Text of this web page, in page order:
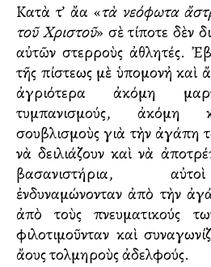
Κατὰ τ’ ἄλλα «τὰ νεόφωτα
τοῦ Χριστοῦ» σὲ τίποτε δὲν
αὐτῶν στερροὺς ἀθλητές.
τῆς πίστεως μὲ ὑπομονἠ καὶ
ἀγριότερα ἀκόμη
τυμπανισμούς, ἀκόμη
σουβλισμοὺς γιὰ τὴν ἀγάπη
νὰ δειλιάζουν καὶ νὰ
βασανιστήρια,
ἐνδυναμώνονταν ἀπὸ τὴν
ἀπὸ τοὺς πνευματικούς
φιλοτιμοῦνταν καὶ
ἄλλους τολμηροὺς ἀδελφούς.